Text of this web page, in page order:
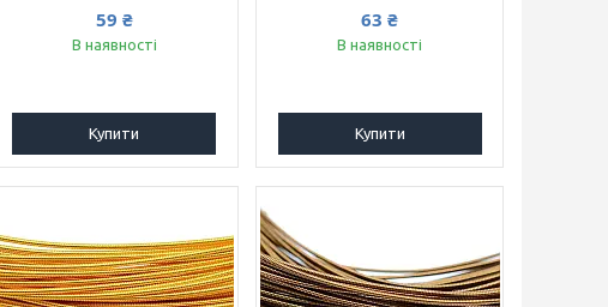
59 ₴
В наявності
Купити
63 ₴
В наявності
Купити